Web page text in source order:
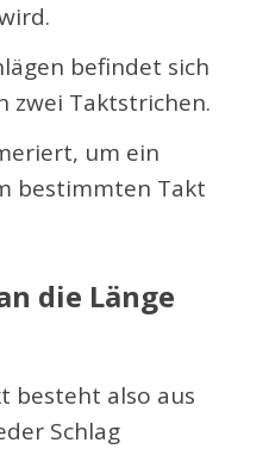
befindet sich
zwei Taktstrichen.
um ein
bestimmten Takt
die Länge
besteht also aus
Schlag